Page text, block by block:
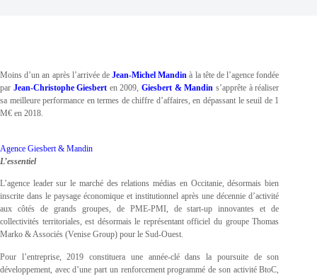
Moins d’un an après l’arrivée deJean-Michel Mandinà la tête de l’agence fondée
par Jean-Christophe Giesbert en 2009,Giesbert & Mandin s’apprête à réaliser
sa meilleure performance en termes de chiffre d’affaires, en dépassant le seuil de 1
M€ en 2018.
Agence Giesbert & Mandin
L’essentiel
L’agence leader sur le marché des relations médias en Occitanie, désormais bien
inscrite dans le paysage économique et institutionnel après une décennie d’activité
aux côtés de grands groupes, de PME-PMI, de start-up innovantes et de
collectivités territoriales, est désormais le représentant officiel du groupe Thomas
Marko & Associés (Venise Group) pour le Sud-Ouest.
Pour l’entreprise, 2019 constituera une année-clé dans la poursuite de son
développement, avec d’une part un renforcement programmé de son activité BtoC,